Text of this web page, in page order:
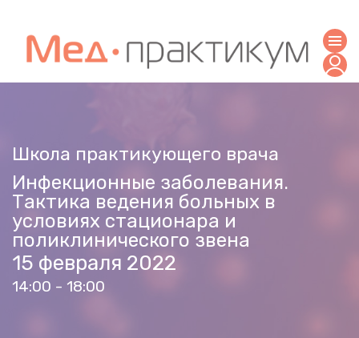
Школа практикующего врача
Инфекционные заболевания.
Тактика ведения больных в
условиях стационара и
поликлинического звена
15 февраля 2022
14:00 - 18:00